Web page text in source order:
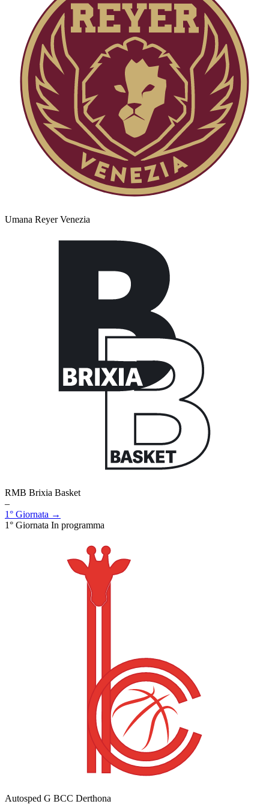
Umana Reyer Venezia
RMB Brixia Basket
–
1° Giornata →
1° Giornata In programma
Autosped G BCC Derthona